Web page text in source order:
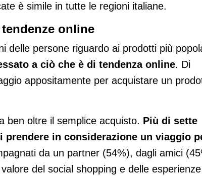
è simile in tutte le regioni italiane.
online
delle persone riguardo ai prodotti più
a ciò che è di tendenza online. Di
appositamente per acquistare un
ben oltre il semplice acquisto. Più di sette
prendere in considerazione un viaggio
da un partner (54%), dagli amici
del social shopping e delle esperienze